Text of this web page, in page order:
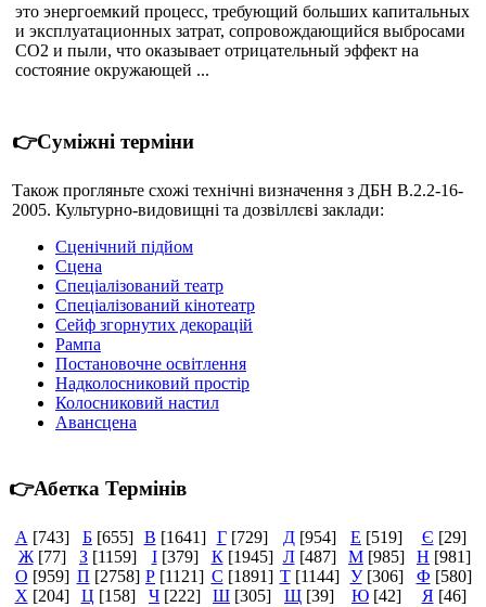
это энергоемкий процесс, требующий больших капитальных
и эксплуатационных затрат, сопровождающийся выбросами
СО2 и пыли, что оказывает отрицательный эффект на
состояние окружающей ...
👉Суміжні терміни
Також прогляньте схожі технічні визначення з ДБН В.2.2-16-
2005. Культурно-видовищні та дозвіллєві заклади:
Сценічний підйом
Сцена
Спеціалізований театр
Спеціалізований кінотеатр
Сейф згорнутих декорацій
Рампа
Постановочне освітлення
Надколосниковий простір
Колосниковий настил
Авансцена
👉Абетка Термінів
А [743] Б [655] В [1641] Г [729] Д [954] Е [519] Є [29]
Ж [77] З [1159] І [379] К [1945] Л [487] М [985] Н [981]
О [959] П [2758] Р [1121] С [1891] Т [1144] У [306] Ф [580]
Х [204] Ц [158] Ч [222] Ш [305] Щ [39] Ю [42] Я [46]